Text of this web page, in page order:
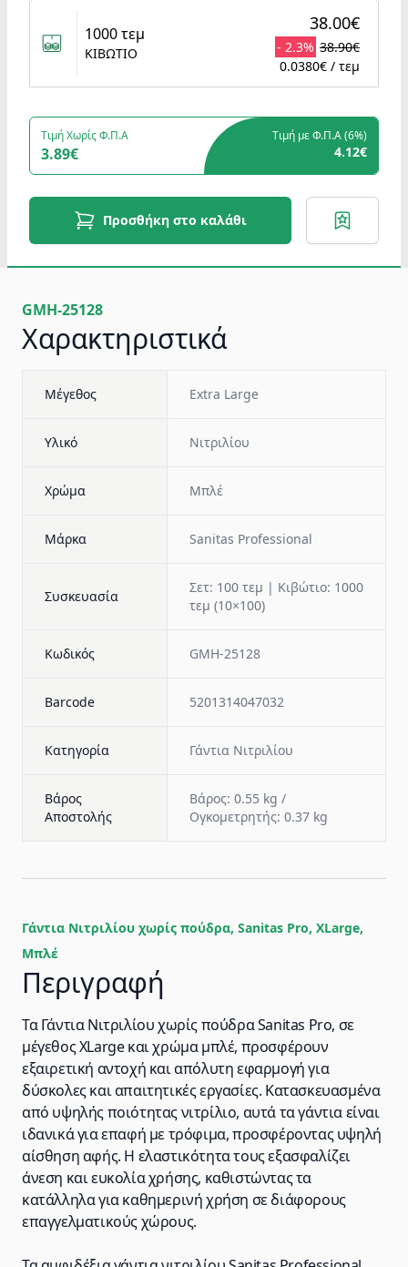
1000 τεμ
ΚΙΒΩΤΙΟ
38.00€
- 2.3% 38.90€
0.0380€ / τεμ
Τιμή Χωρίς Φ.Π.Α
3.89€
Τιμή με Φ.Π.Α (6%)
4.12€
Προσθήκη στο καλάθι
GMH-25128
Χαρακτηριστικά
Μέγεθος Extra Large
Υλικό Νιτριλίου
Χρώμα Μπλέ
Μάρκα Sanitas Professional
Συσκευασία
Σετ: 100 τεμ | Κιβώτιο: 1000
τεμ (10×100)
Κωδικός GMH-25128
Barcode 5201314047032
Κατηγορία Γάντια Νιτριλίου
Βάρος
Αποστολής
Βάρος: 0.55 kg /
Ογκομετρητής: 0.37 kg
Γάντια Νιτριλίου χωρίς πούδρα, Sanitas Pro, XLarge,
Μπλέ
Περιγραφή
Τα Γάντια Νιτριλίου χωρίς πούδρα Sanitas Pro, σε
μέγεθος XLarge και χρώμα μπλέ, προσφέρουν
εξαιρετική αντοχή και απόλυτη εφαρμογή για
δύσκολες και απαιτητικές εργασίες. Κατασκευασμένα
από υψηλής ποιότητας νιτρίλιο, αυτά τα γάντια είναι
ιδανικά για επαφή με τρόφιμα, προσφέροντας υψηλή
αίσθηση αφής. Η ελαστικότητα τους εξασφαλίζει
άνεση και ευκολία χρήσης, καθιστώντας τα
κατάλληλα για καθημερινή χρήση σε διάφορους
επαγγελματικούς χώρους.